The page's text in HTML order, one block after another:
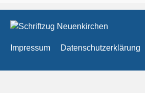
Impressum Datenschutzerklärung